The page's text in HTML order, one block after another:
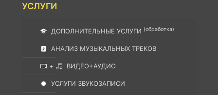
УСЛУГИ
ДОПОЛНИТЕЛЬНЫЕ УСЛУГИ (обработка)
АНАЛИЗ МУЗЫКАЛЬНЫХ ТРЕКОВ
+ ВИДЕО+АУДИО
УСЛУГИ ЗВУКОЗАПИСИ